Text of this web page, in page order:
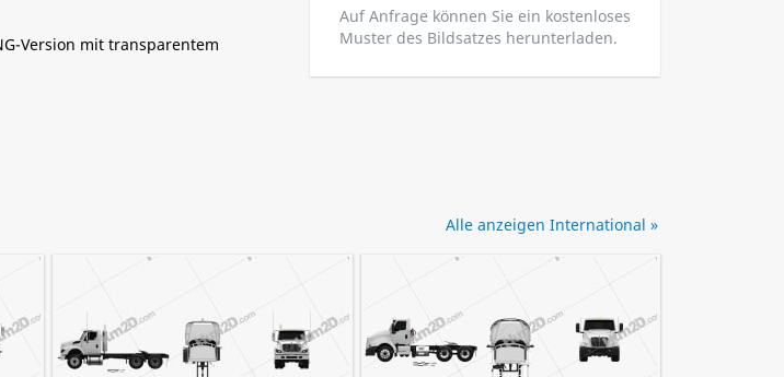
Version mit transparentem
Auf Anfrage können Sie ein kostenloses
Muster des Bildsatzes herunterladen.
Alle anzeigen International »